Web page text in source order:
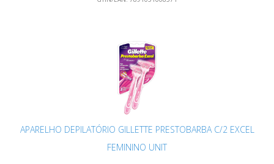
APARELHO DEPILATÓRIO GILLETTE PRESTOBARBA C/2 EXCEL
FEMININO UNIT